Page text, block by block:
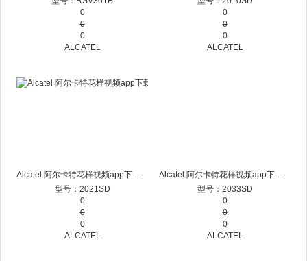
0
0
0
ALCATEL
0
0
0
ALCATEL
Alcatel 阿尔卡特花样视频app下载维修 2021SD
型号：2021SD
0
0
0
ALCATEL
Alcatel 阿尔卡特花样视频app下载维修
型号：2033SD
0
0
0
ALCATEL